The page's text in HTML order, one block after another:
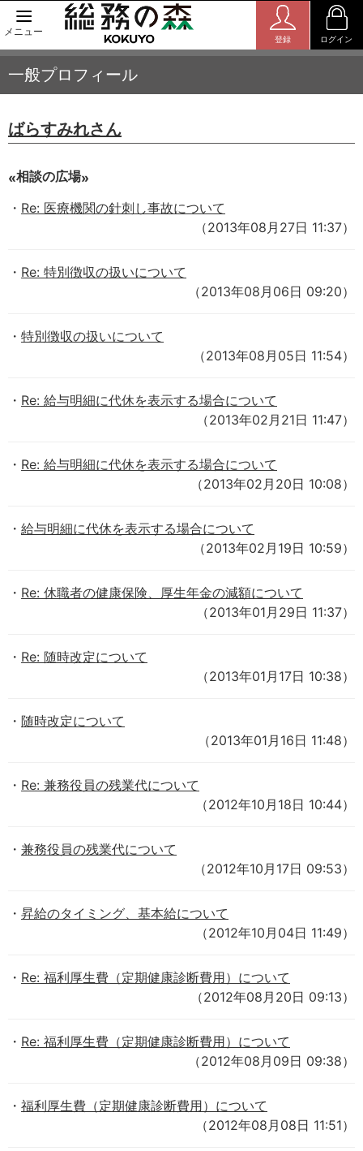
メニュー
登録 ログイン
一般プロフィール
ばらすみれさん
相談の広場
Re: 医療機関の針刺し事故について
（2013年08月27日 11:37）
Re: 特別徴収の扱いについて
（2013年08月06日 09:20）
特別徴収の扱いについて
（2013年08月05日 11:54）
Re: 給与明細に代休を表示する場合について
（2013年02月21日 11:47）
Re: 給与明細に代休を表示する場合について
（2013年02月20日 10:08）
給与明細に代休を表示する場合について
（2013年02月19日 10:59）
Re: 休職者の健康保険、厚生年金の減額について
（2013年01月29日 11:37）
Re: 随時改定について
（2013年01月17日 10:38）
随時改定について
（2013年01月16日 11:48）
Re: 兼務役員の残業代について
（2012年10月18日 10:44）
兼務役員の残業代について
（2012年10月17日 09:53）
昇給のタイミング、基本給について
（2012年10月04日 11:49）
Re: 福利厚生費（定期健康診断費用）について
（2012年08月20日 09:13）
Re: 福利厚生費（定期健康診断費用）について
（2012年08月09日 09:38）
福利厚生費（定期健康診断費用）について
（2012年08月08日 11:51）